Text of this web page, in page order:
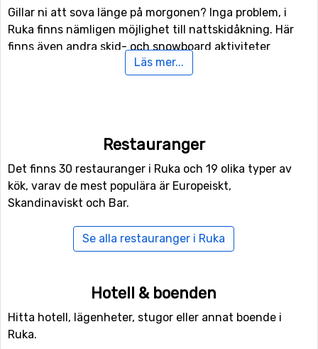
Gillar ni att sova länge på morgonen? Inga problem, i
Ruka finns nämligen möjlighet till nattskidåkning. Här
finns även andra skid- och snowboard aktiviteter
förutom pisterna, för de mer vågade (och kanske mer
finns det även 240 kilometer längdskidåkningsspår att
tillgå. Om ni vill ta det lite lugnare en dag och få en skön
vinterupplevelse kan ni ger ut och vandra, i Ruka finns
nämligen preparerade spår för vinterhiking.
Skidorter i närheten av Ruka
kilometers avstånd, och 147 kilometer från Ruka ligger
Pyhä-Luosto.
Läs mer...
Restauranger
Det finns 30 restauranger i Ruka och 19 olika typer av
kök, varav de mest populära är Europeiskt,
Skandinaviskt och Bar.
Se alla restauranger i Ruka
Hotell & boenden
Hitta hotell, lägenheter, stugor eller annat boende i
Ruka.